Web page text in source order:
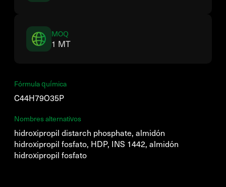
MOQ
1 MT
Fórmula química
C44H79O35P
Nombres alternativos
hidroxipropil distarch phosphate, almidón
hidroxipropil fosfato, HDP, INS 1442, almidón
hidroxipropil fosfato